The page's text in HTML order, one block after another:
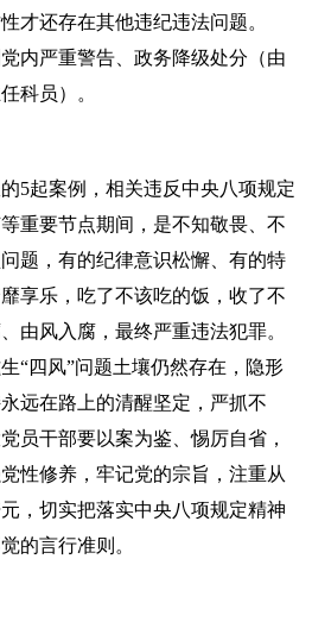
才还存在其他违纪违法问题。
内严重警告、政务降级处分（由
科员）。
起案例，相关违反中央八项规定
重要节点期间，是不知敬畏、不
题，有的纪律意识松懈、有的特
享乐，吃了不该吃的饭，收了不
由风入腐，最终严重违法犯罪。
“四风”问题土壤仍然存在，隐形
远在路上的清醒坚定，严抓不
员干部要以案为鉴、惕厉自省，
性修养，牢记党的宗旨，注重从
，切实把落实中央八项规定精神
的言行准则。